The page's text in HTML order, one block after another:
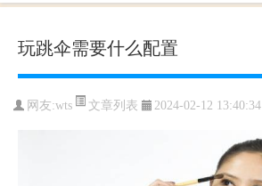
玩跳伞需要什么配置
网友:wts 文章列表 2024-02-12 13:40:34